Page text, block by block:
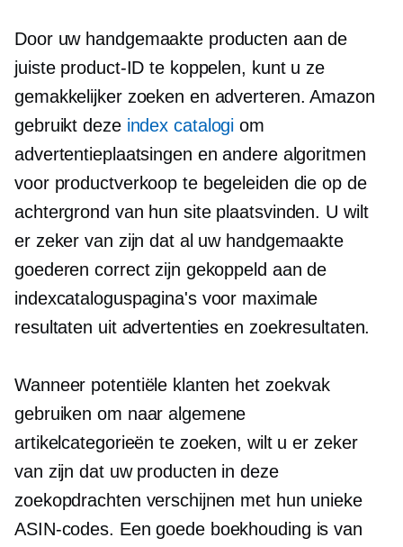
Door uw handgemaakte producten aan de
juiste product-ID te koppelen, kunt u ze
gemakkelijker zoeken en adverteren. Amazon
gebruikt deze index catalogi om
advertentieplaatsingen en andere algoritmen
voor productverkoop te begeleiden die op de
achtergrond van hun site plaatsvinden. U wilt
er zeker van zijn dat al uw handgemaakte
goederen correct zijn gekoppeld aan de
indexcataloguspagina's voor maximale
resultaten uit advertenties en zoekresultaten.
Wanneer potentiële klanten het zoekvak
gebruiken om naar algemene
artikelcategorieën te zoeken, wilt u er zeker
van zijn dat uw producten in deze
zoekopdrachten verschijnen met hun unieke
ASIN-codes. Een goede boekhouding is van